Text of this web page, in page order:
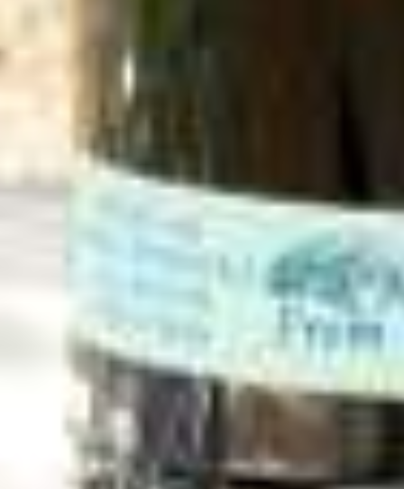
Hendrick’s
geïnspireerd
de